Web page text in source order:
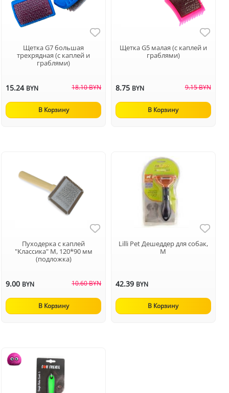
Щетка G7 большая
трехрядная (с каплей и
граблями)
15.24 BYN 18.10 BYN
В Корзину
Щетка G5 малая (с каплей и
граблями)
8.75 BYN 9.15 BYN
В Корзину
Пуходерка с каплей
"Классика" M, 120*90 мм
(подложка)
9.00 BYN 10.60 BYN
В Корзину
Lilli Pet Дешеддер для собак,
М
42.39 BYN
В Корзину